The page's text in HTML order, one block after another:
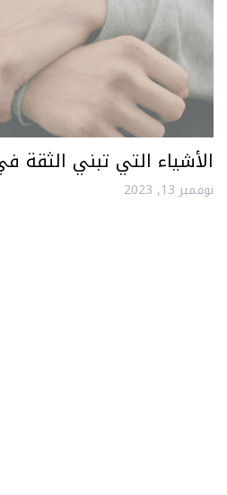
الأشياء التي تبني الثقة
نوفمبر 13, 2023